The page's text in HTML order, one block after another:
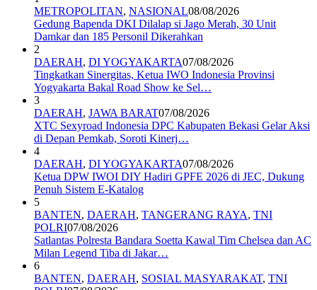
METROPOLITAN, NASIONAL08/08/2026
Gedung Bapenda DKI Dilalap si Jago Merah, 30 Unit
Damkar dan 185 Personil Dikerahkan
2
DAERAH, DI YOGYAKARTA07/08/2026
Tingkatkan Sinergitas, Ketua IWO Indonesia Provinsi
Yogyakarta Bakal Road Show ke Sel…
3
DAERAH, JAWA BARAT07/08/2026
XTC Sexyroad Indonesia DPC Kabupaten Bekasi Gelar Aksi
di Depan Pemkab, Soroti Kinerj…
4
DAERAH, DI YOGYAKARTA07/08/2026
Ketua DPW IWOI DIY Hadiri GPFE 2026 di JEC, Dukung
Penuh Sistem E-Katalog
5
BANTEN, DAERAH, TANGERANG RAYA, TNI
POLRI07/08/2026
Satlantas Polresta Bandara Soetta Kawal Tim Chelsea dan AC
Milan Legend Tiba di Jakar…
6
BANTEN, DAERAH, SOSIAL MASYARAKAT, TNI